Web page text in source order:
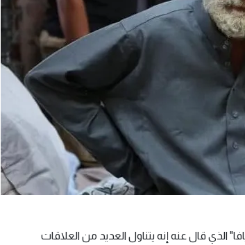
الذي قال عنه إنه يتناول العديد من العلاقات